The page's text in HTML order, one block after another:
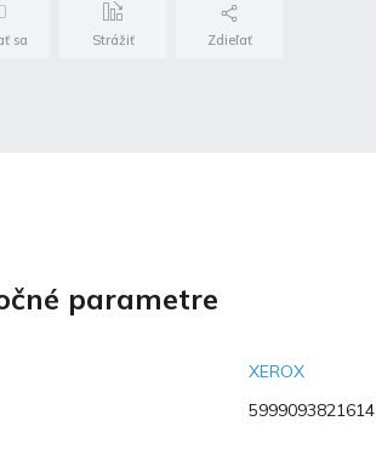
sa Strážiť Zdieľať
parametre
XEROX
5999093821614